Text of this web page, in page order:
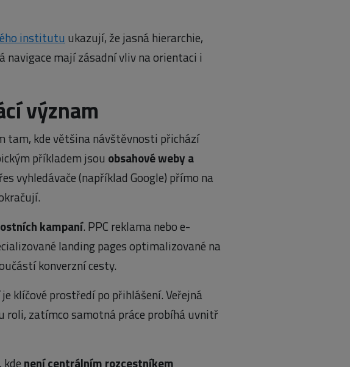
institutu ukazují, že jasná hierarchie,
navigace mají zásadní vliv na orientaci i
význam
tam, kde většina návštěvnosti přichází
příkladem jsou obsahové weby a
vyhledávače (například Google) přímo na
kampaní. PPC reklama nebo e-
landing pages optimalizované na
konverzní cesty.
je klíčové prostředí po přihlášení. Veřejná
roli, zatímco samotná práce probíhá uvnitř
není centrálním rozcestníkem